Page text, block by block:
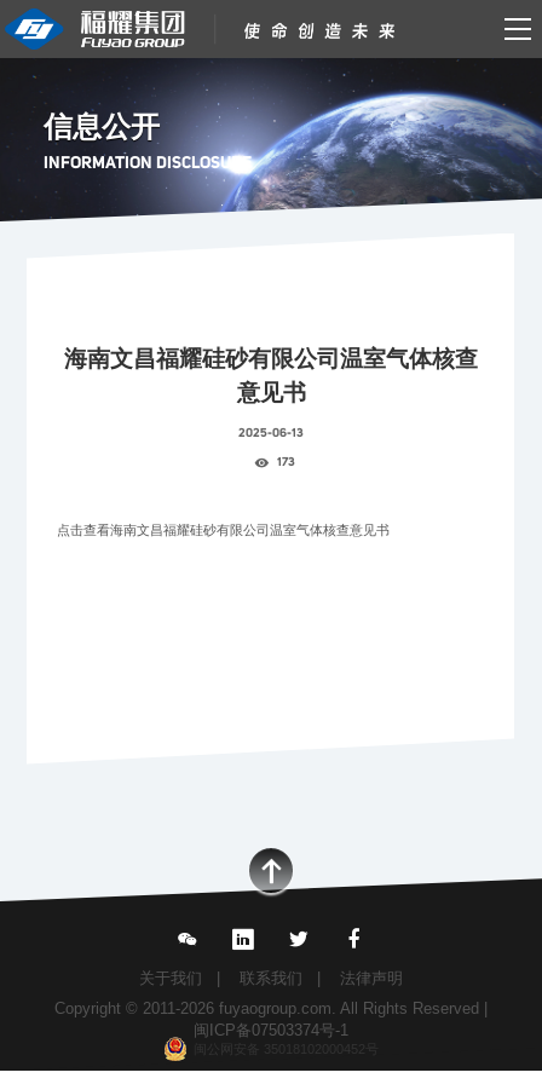
信息公开
INFORMATION DISCLOSURE
海南文昌福耀硅砂有限公司温室气体核查
意见书
2025-06-13
173
点击查看海南文昌福耀硅砂有限公司温室气体核查意见书
关于我们 联系我们
法律声明
Copyright © 2011-2026 fuyaogroup.com. All Rights Reserved |
闽ICP备07503374号-1
闽公网安备 35018102000452号